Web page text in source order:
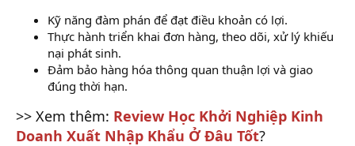
Kỹ năng đàm phán để đạt điều khoản có lợi.
Thực hành triển khai đơn hàng, theo dõi, xử lý khiếu
nại phát sinh.
Đảm bảo hàng hóa thông quan thuận lợi và giao
đúng thời hạn.
>> Xem thêm: Review Học Khởi Nghiệp Kinh
Doanh Xuất Nhập Khẩu Ở Đâu Tốt?